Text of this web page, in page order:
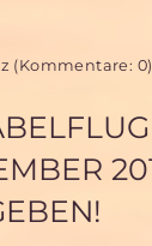
(Kommentare: 0)